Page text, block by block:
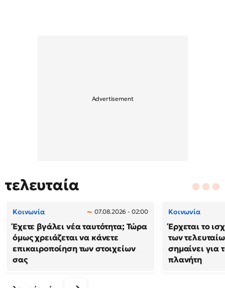
τελευταία
Κοινωνία 07.08.2026 - 02:00
Έχετε βγάλει νέα ταυτότητα; Τώρα
όμως χρειάζεται να κάνετε
επικαιροποίηση των στοιχείων
σας
Κοινωνία
Έρχεται το
των
σημαίνει για
πλανήτη